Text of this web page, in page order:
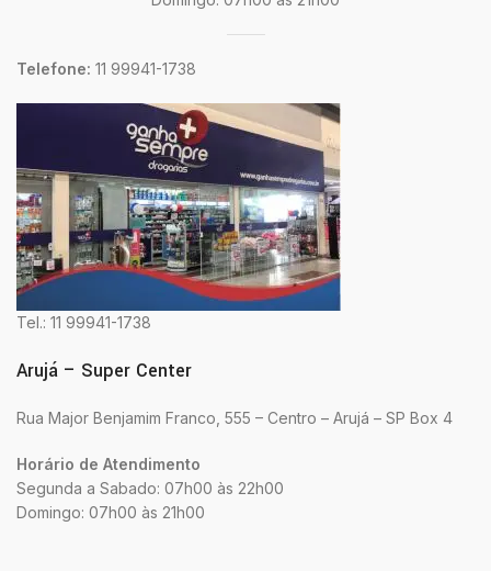
Telefone: 11 99941-1738
Tel.: 11 99941-1738
Arujá – Super Center
Rua Major Benjamim Franco, 555 – Centro – Arujá – SP Box 4
Horário de Atendimento
Segunda a Sabado: 07h00 às 22h00
Domingo: 07h00 às 21h00